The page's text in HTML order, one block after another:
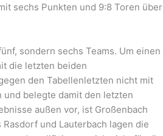
sechs Punkten und 9:8 Toren über
sondern sechs Teams. Um einen
die letzten beiden
den Tabellenletzten nicht mit
belegte damit den letzten
außen vor, ist Großenbach
und Lauterbach lagen die